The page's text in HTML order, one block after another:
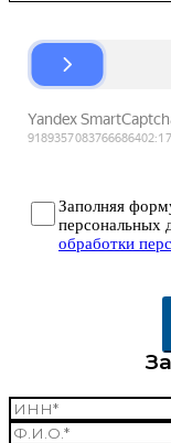
Заполняя
персональных
обработки